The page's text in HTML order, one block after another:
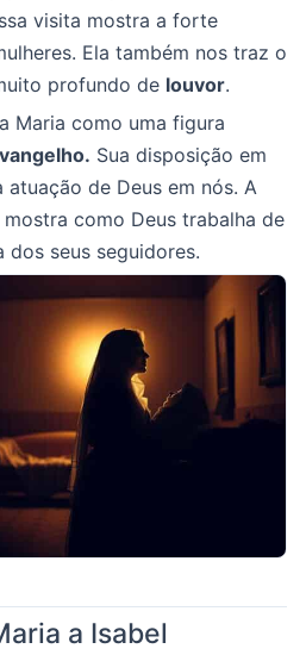
visita mostra a forte
Ela também nos traz o
profundo de louvor.
Maria como uma figura
Sua disposição em
de Deus em nós. A
mostra como Deus trabalha de
dos seus seguidores.
a Isabel